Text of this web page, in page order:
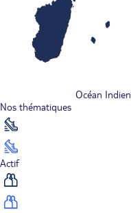
Océan Indien
Nos thématiques
Actif